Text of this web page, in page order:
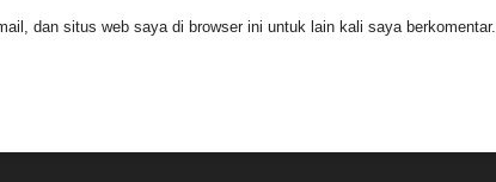
dan situs web saya di browser ini untuk lain kali saya berkomentar.